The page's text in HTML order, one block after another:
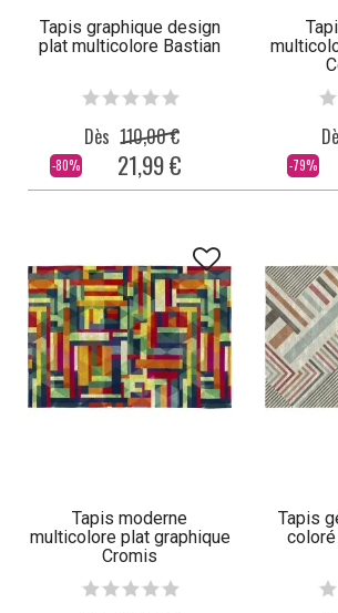
Tapis graphique design
plat multicolore Bastian
-80%
Dès 110,00 €
21,99 € -79%
Tapis moderne
multicolore plat graphique
Cromis
Tapis